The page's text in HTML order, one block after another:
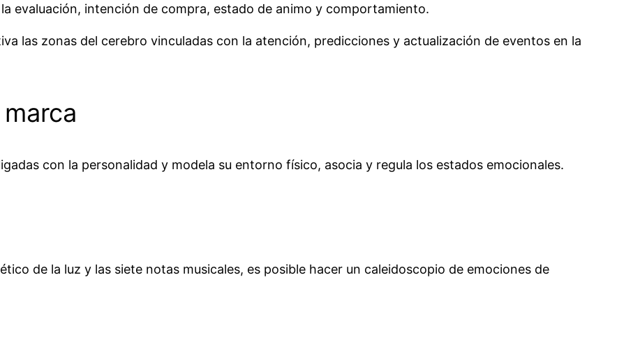
evaluación, intención de compra, estado de animo y comportamiento.
las zonas del cerebro vinculadas con la atención, predicciones y actualización de eventos en la
con la personalidad y modela su entorno físico, asocia y regula los estados emocionales.
de la luz y las siete notas musicales, es posible hacer un caleidoscopio de emociones de